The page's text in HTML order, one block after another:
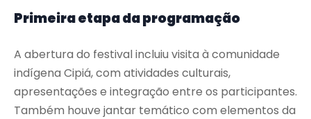
Primeira etapa da programação
A abertura do festival incluiu visita à comunidade
indígena Cipiá, com atividades culturais,
apresentações e integração entre os participantes.
Também houve jantar temático com elementos da